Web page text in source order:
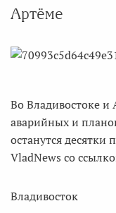
Артёме
Во Владивостоке и
аварийных и
останутся
VladNews со
Владивосток